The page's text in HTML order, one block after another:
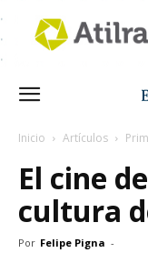
Inicio Artículos
El cine
cultura
Por Felipe Pigna -